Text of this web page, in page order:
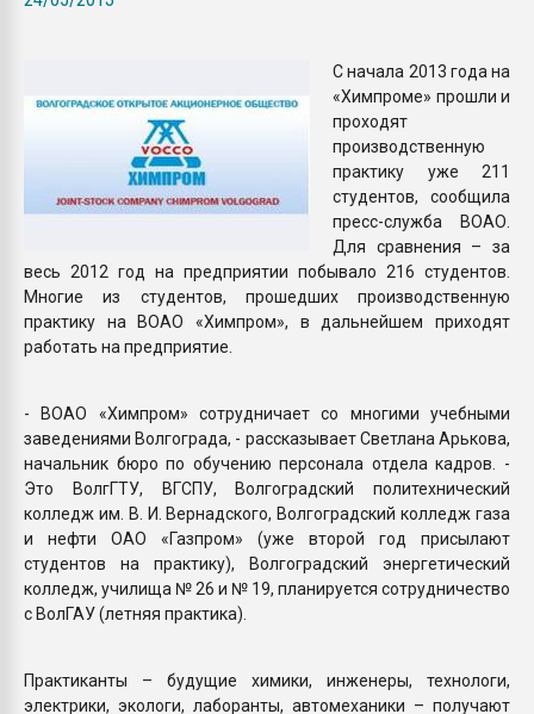
ПЕРЕЙТИ НА
С начала 2013 года на
«Химпроме» прошли и
проходят
производственную
практику уже 211
студентов, сообщила
пресс-служба ВОАО.
Для сравнения – за
весь 2012 год на предприятии побывало 216 студентов.
Многие из студентов, прошедших производственную
практику на ВОАО «Химпром», в дальнейшем приходят
работать на предприятие.
- ВОАО «Химпром» сотрудничает со многими учебными
заведениями Волгограда, - рассказывает Светлана Арькова,
начальник бюро по обучению персонала отдела кадров. -
Это ВолгГТУ, ВГСПУ, Волгоградский политехнический
колледж им. В. И. Вернадского, Волгоградский колледж газа
и нефти ОАО «Газпром» (уже второй год присылают
студентов на практику), Волгоградский энергетический
колледж, училища № 26 и № 19, планируется сотрудничество
с ВолГАУ (летняя практика).
Практиканты – будущие химики, инженеры, технологи,
электрики, экологи, лаборанты, автомеханики – получают